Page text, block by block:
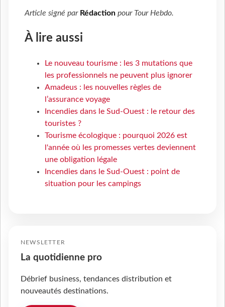
Article signé par Rédaction pour Tour Hebdo.
À lire aussi
Le nouveau tourisme : les 3 mutations que
les professionnels ne peuvent plus ignorer
Amadeus : les nouvelles règles de
l’assurance voyage
Incendies dans le Sud-Ouest : le retour des
touristes ?
Tourisme écologique : pourquoi 2026 est
l'année où les promesses vertes deviennent
une obligation légale
Incendies dans le Sud-Ouest : point de
situation pour les campings
NEWSLETTER
La quotidienne pro
Débrief business, tendances distribution et
nouveautés destinations.